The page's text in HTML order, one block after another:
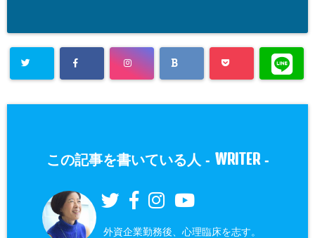
この記事を書いている人 - WRITER-
外資企業勤務後、心理臨床を志す。